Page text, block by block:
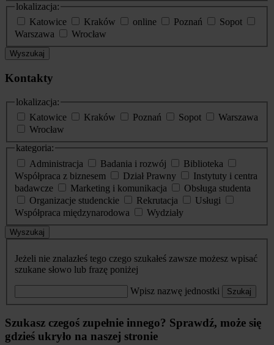
lokalizacja:
Katowice
Kraków online Poznań
Sopot
Warszawa
Wrocław
Wyszukaj
Kontakty
lokalizacja:
Katowice
Kraków Poznań Sopot
Warszawa
Wrocław
kategoria:
Administracja
Badania i rozwój
Biblioteka
Współpraca z biznesem
Dział Prawny
Instytuty i centra
badawcze
Marketing i komunikacja
Obsługa studenta
Organizacje studenckie
Rekrutacja
Usługi
Współpraca międzynarodowa
Wydziały
Wyszukaj
Jeżeli nie znalazłeś tego czego szukałeś zawsze możesz wpisać
szukane słowo lub frazę poniżej
Wpisz nazwę jednostki Szukaj
Szukasz czegoś zupełnie innego? Sprawdź, może się
gdzieś ukryło na naszej stronie